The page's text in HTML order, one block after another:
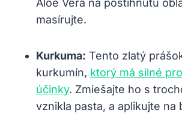
masírujte.
Kurkuma: Tento zlatý
kurkumín, ktorý má silné
účinky. Zmiešajte ho s
vznikla pasta, a aplikujte na